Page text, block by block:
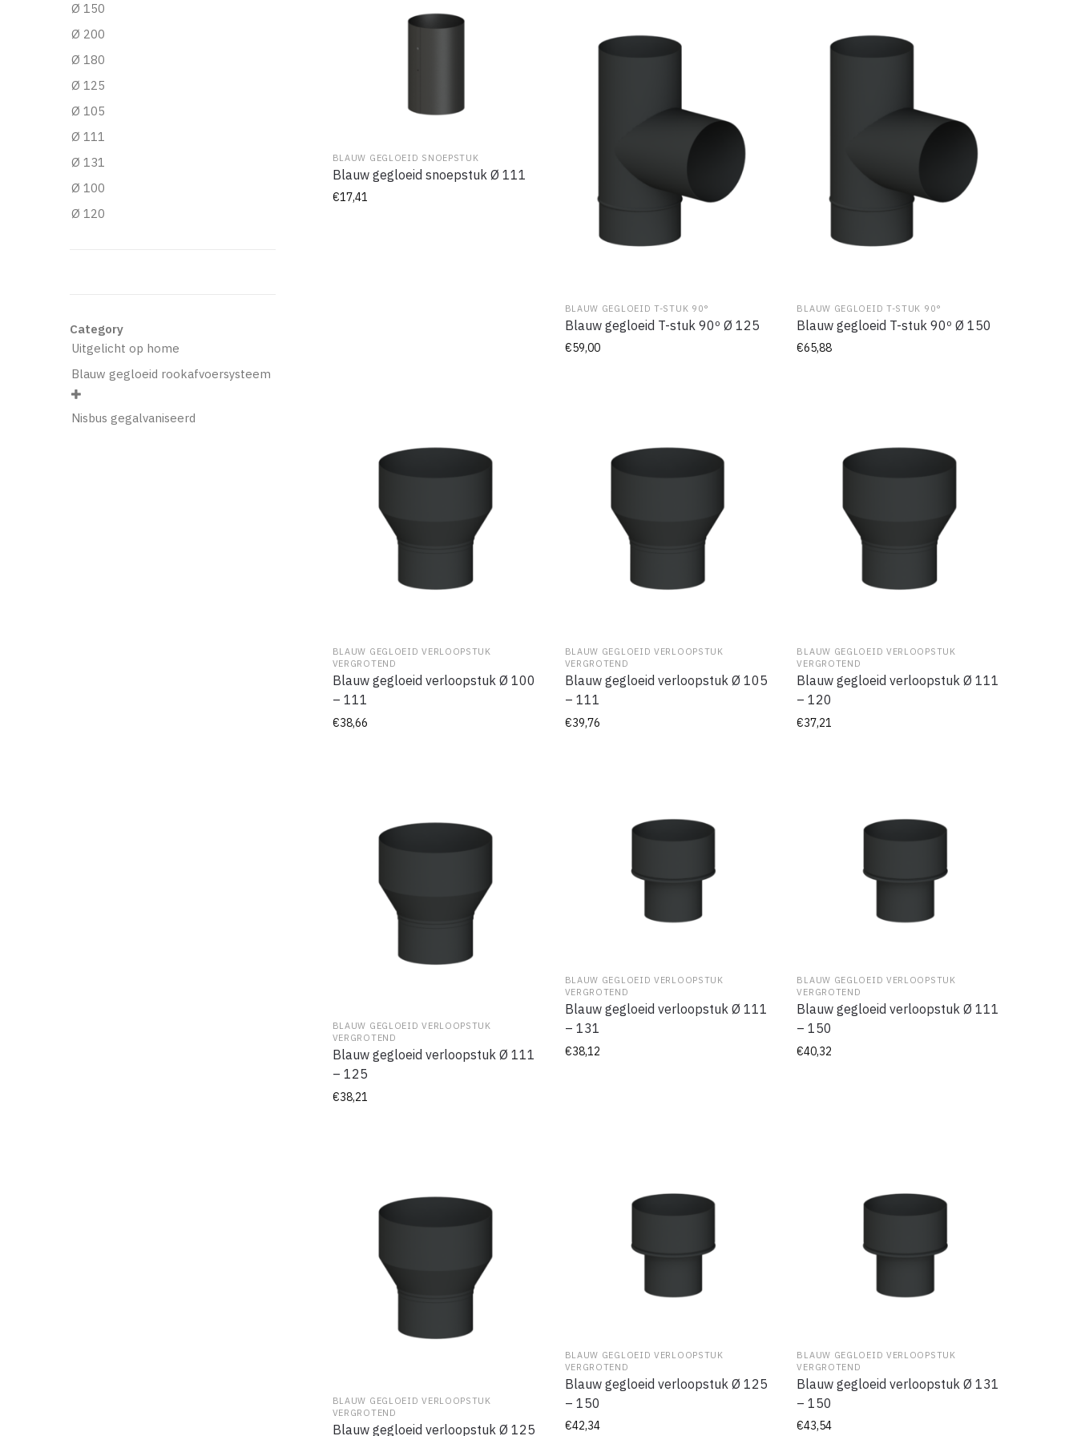
BLAUW GEGLOEID SNOEPSTUK
Blauw gegloeid snoepstuk Ø 111
€17,41
BLAUW GEGLOEID T-STUK 90°
Blauw gegloeid T-stuk 90º Ø 125
€59,00
BLAUW GEGLOEID T-STUK 90°
Blauw gegloeid T-stuk 90º Ø 150
€65,88
BLAUW GEGLOEID VERLOOPSTUK
VERGROTEND
Blauw gegloeid verloopstuk Ø 100
– 111
€38,66
BLAUW GEGLOEID VERLOOPSTUK
VERGROTEND
Blauw gegloeid verloopstuk Ø 105
– 111
€39,76
BLAUW GEGLOEID VERLOOPSTUK
VERGROTEND
Blauw gegloeid verloopstuk Ø 111
– 120
€37,21
BLAUW GEGLOEID VERLOOPSTUK
VERGROTEND
Blauw gegloeid verloopstuk Ø 111
– 125
€38,21
BLAUW GEGLOEID VERLOOPSTUK
VERGROTEND
Blauw gegloeid verloopstuk Ø 111
– 131
€38,12
BLAUW GEGLOEID VERLOOPSTUK
VERGROTEND
Blauw gegloeid verloopstuk Ø 111
– 150
€40,32
BLAUW GEGLOEID VERLOOPSTUK
VERGROTEND
Blauw gegloeid verloopstuk Ø 125
BLAUW GEGLOEID VERLOOPSTUK
VERGROTEND
Blauw gegloeid verloopstuk Ø 125
– 150
€42,34
BLAUW GEGLOEID VERLOOPSTUK
VERGROTEND
Blauw gegloeid verloopstuk Ø 131
– 150
€43,54
Ø 150
Ø 200
Ø 180
Ø 125
Ø 105
Ø 111
Ø 131
Ø 100
Ø 120
Category
Uitgelicht op home
Blauw gegloeid rookafvoersysteem

Nisbus gegalvaniseerd